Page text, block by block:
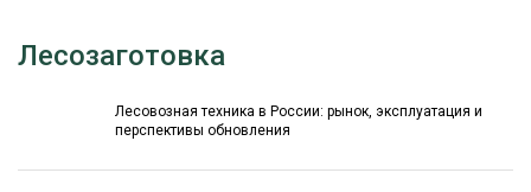
Лесозаготовка
Лесовозная техника в России: рынок, эксплуатация и
перспективы обновления